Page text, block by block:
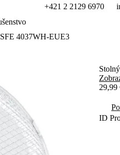
+421 2 2129 6970
4037WH-EUE3
29,99
ID